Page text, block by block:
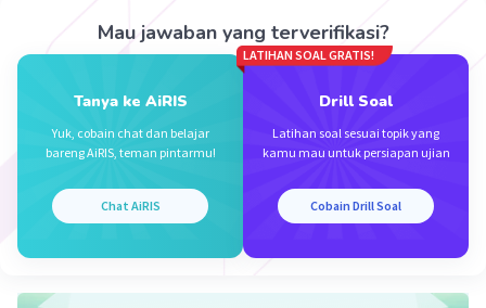
Vincent M Community Level 73
04 Oktober 2023 07:40
kalimat ke-3:
"la yakin dengan berdoa semua harapannya akan
diselesaikan."
Jadi, jawabannya adalah C. tiga.
Mau jawaban yang terverifikasi?
Tanya ke AiRIS
Yuk, cobain chat dan belajar
bareng AiRIS, teman pintarmu!
Chat AiRIS
LATIHAN SOAL GRATIS!
Drill Soal
Latihan soal sesuai topik yang
kamu mau untuk persiapan ujian
Cobain Drill Soal